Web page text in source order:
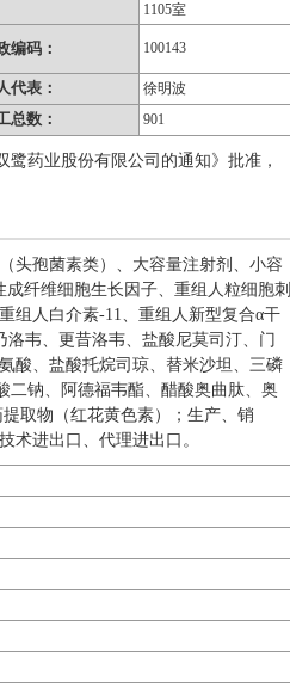
1105室
编码： 100143
代表： 徐明波
总数： 901
药业股份有限公司的通知》批准，
头孢菌素类）、大容量注射剂、小容
纤维细胞生长因子、重组人粒细胞刺
组人白介素-11、重组人新型复合α干
韦、更昔洛韦、盐酸尼莫司汀、门
酸、盐酸托烷司琼、替米沙坦、三磷
二钠、阿德福韦酯、醋酸奥曲肽、奥
取物（红花黄色素）；生产、销
术进出口、代理进出口。